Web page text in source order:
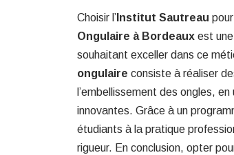
Choisir l’ Institut Sautreau
Ongulaire à Bordeaux est
souhaitant exceller dans ce
ongulaire consiste à réaliser
l’embellissement des ongles,
innovantes. Grâce à un
étudiants à la pratique
rigueur. En conclusion, opter